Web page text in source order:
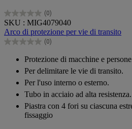
(0)
0.0
su
5
stelle.
SKU : MIG4079040
Arco di protezione per vie di transito
(0)
0.0
stelle.
Protezione di macchine e
Per delimitare le vie di transito.
Per l'uso interno o esterno.
Tubo in acciaio ad alta resistenza.
Piastra con 4 fori su ciascuna
fissaggio